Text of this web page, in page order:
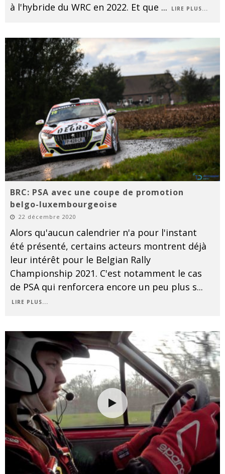
à l'hybride du WRC en 2022. Et que ... LIRE PLUS...
BRC: PSA avec une coupe de promotion
belgo-luxembourgeoise
22 décembre 2020
Alors qu'aucun calendrier n'a pour l'instant
été présenté, certains acteurs montrent déjà
leur intérêt pour le Belgian Rally
Championship 2021. C'est notamment le cas
de PSA qui renforcera encore un peu plus s...
LIRE PLUS...